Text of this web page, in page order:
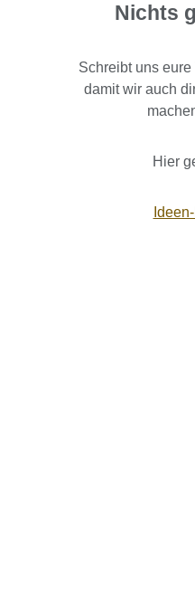
Nichts
Schreibt uns
damit wir auch
Hier